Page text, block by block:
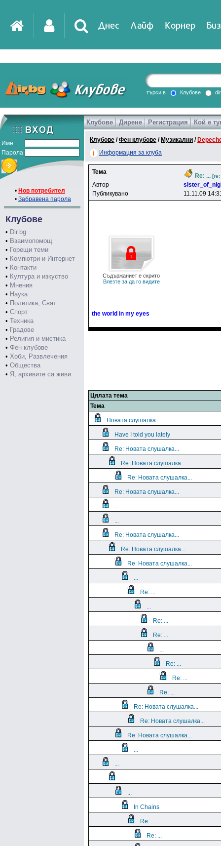
Днес Лайф Корнер
DirTV Impressio
Games
търси в Клубове
Име
Парола
• Нов потребител
• Забравена парола
Клубове
• Dir.bg
• Взаимопомощ
• Горещи теми
• Компютри и Интернет
• Контакти
• Култура и изкуство
• Мнения
• Наука
• Политика, Свят
• Спорт
• Техника
• Градове
• Религия и мистика
• Фен клубове
• Хоби, Развлечения
• Общества
• Я, архивите са живи
Клубове Дирене Регистрация Кой е
Клубове /Фен клубове / Музикални /
Информация за клуба
Тема
Re: ...
Автор
Публикувано
11.11.09
Съдържаниет е скрито
Влезте за да го видите
the world in my eyes
Цялата тема
Тема
Новата слушалка...
Have I told you lately
Re: Новата слушалка...
Re: Новата слушалка...
Re: Новата слушалка...
Re: Новата слушалка...
...
...
Re: Новата слушалка...
Re: Новата слушалка...
Re: Новата слушалка...
...
Re: ...
...
Re: ...
Re: ...
...
Re: ...
Re: ...
Re: ...
Re: Новата слушалка...
Re: Новата слушалка...
Re: Новата слушалка...
...
...
...
...
In Chains
Re: ...
Re: ...